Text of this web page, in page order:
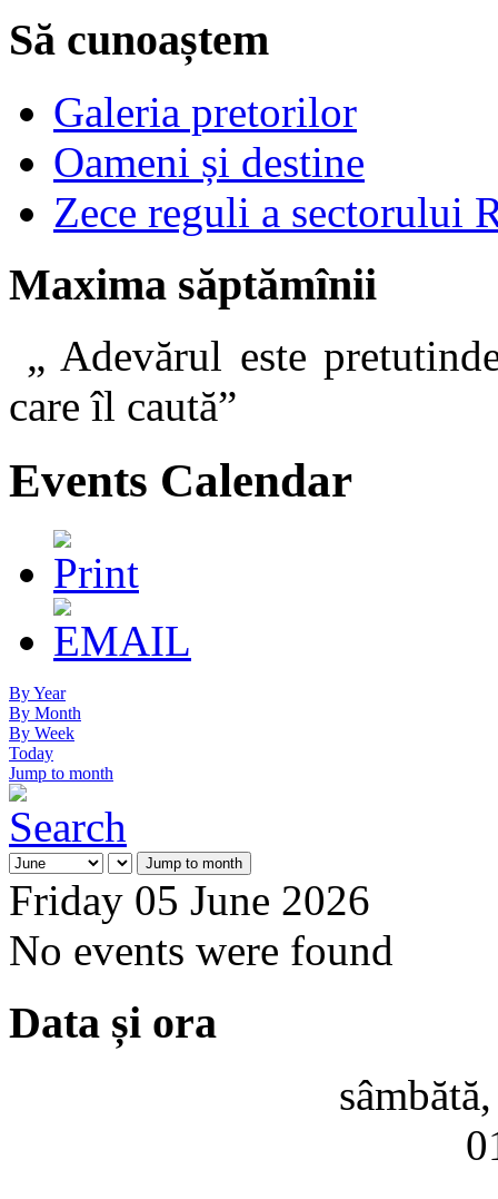
Să cunoaștem
Galeria pretorilor
Oameni și destine
Zece reguli a sectorului
Maxima săptămînii
„ Adevărul este
care îl
Events Calendar
By Year
By Month
By Week
Today
Jump to month
Jump to month
Friday 05 June 2026
No events were found
Data și ora